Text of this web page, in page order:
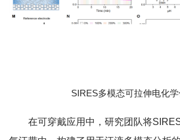
SIRES多模态可拉伸电化
在可穿戴应用中，研究团队将